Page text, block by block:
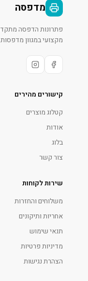
מדפסה
פתרונות הדפסה
מקצועי במגוון מדפסות
קישורים מהירים
קטלוג מוצרים
אודות
בלוג
צור קשר
שירות לקוחות
משלוחים והחזרות
אחריות ותיקונים
תנאי שימוש
מדיניות פרטיות
הצהרת נגישות